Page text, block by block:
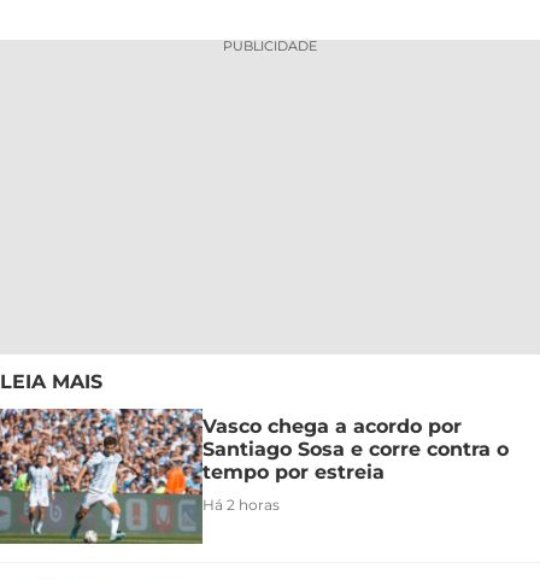
PUBLICIDADE
LEIA MAIS
Vasco chega a acordo por
Santiago Sosa e corre contra o
tempo por estreia
Há 2 horas